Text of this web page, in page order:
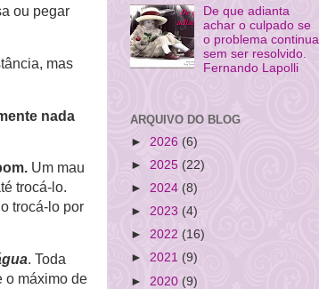
ou pegar
mas
nada
Um mau
trocá-lo.
trocá-lo por
. Toda
o máximo de
De que adianta
achar o culpado se
o problema continua
sem ser resolvido.
Fernando Lapolli
ARQUIVO DO BLOG
► 2026 (6)
► 2025 (22)
► 2024 (8)
► 2023 (4)
► 2022 (16)
► 2021 (9)
► 2020 (9)